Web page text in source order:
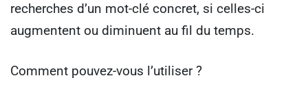
recherches d’un mot-clé concret, si celles-ci
augmentent ou diminuent au fil du temps.
Comment pouvez-vous l’utiliser ?